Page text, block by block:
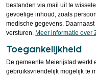
bestanden via mail uit te
gevoelige inhoud, zoals
medische gegevens.
versturen. Meer informatie over
Toegankelijkheid
De gemeente Meierijstad werkt
gebruiksvriendelijk mogelijk te